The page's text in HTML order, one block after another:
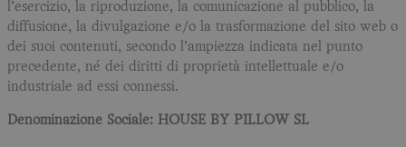
l’esercizio, la riproduzione, la comunicazione al pubblico, la
diffusione, la divulgazione e/o la trasformazione del sito web o
dei suoi contenuti, secondo l’ampiezza indicata nel punto
precedente, né dei diritti di proprietà intellettuale e/o
industriale ad essi connessi.
Denominazione Sociale: HOUSE BY PILLOW SL